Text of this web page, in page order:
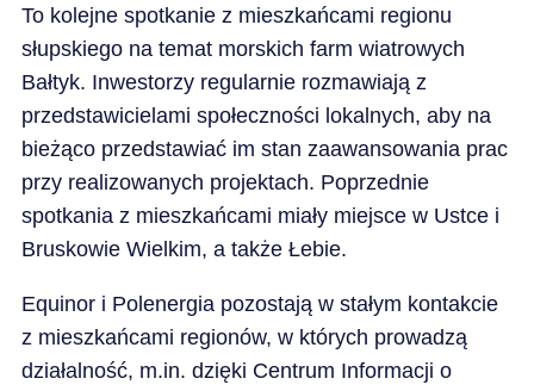
To kolejne spotkanie z mieszkańcami regionu
słupskiego na temat morskich farm wiatrowych
Bałtyk. Inwestorzy regularnie rozmawiają z
przedstawicielami społeczności lokalnych, aby na
bieżąco przedstawiać im stan zaawansowania prac
przy realizowanych projektach. Poprzednie
spotkania z mieszkańcami miały miejsce w Ustce i
Bruskowie Wielkim, a także Łebie.
Equinor i Polenergia pozostają w stałym kontakcie
z mieszkańcami regionów, w których prowadzą
działalność, m.in. dzięki Centrum Informacji o